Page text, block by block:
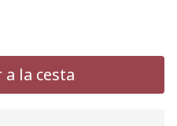
la cesta